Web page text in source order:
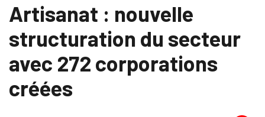
Artisanat : nouvelle
structuration du secteur
avec 272 corporations
créées